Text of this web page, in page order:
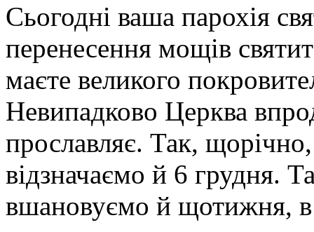
Сьогодні ваша парохія
перенесення мощів
маєте великого
Невипадково Церква
прославляє. Так,
відзначаємо й 6 грудня.
вшановуємо й щотижня, в